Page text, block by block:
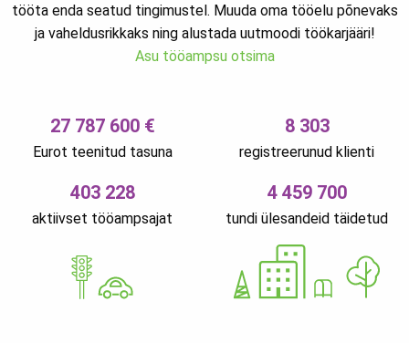
tööta enda seatud tingimustel. Muuda oma tööelu põnevaks
ja vaheldusrikkaks ning alustada uutmoodi töökarjääri!
Asu tööampsu otsima
27 787 600 €
Eurot teenitud tasuna
8 303
registreerunud klienti
403 228
aktiivset tööampsajat
4 459 700
tundi ülesandeid täidetud